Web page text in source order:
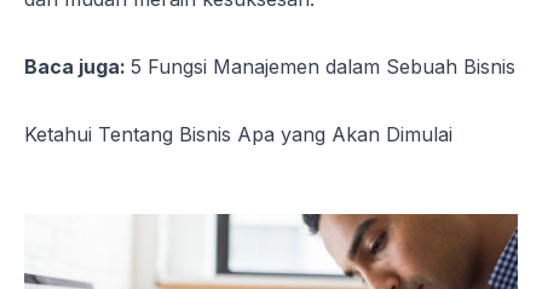
Baca juga: 5 Fungsi Manajemen dalam Sebuah Bisnis
Ketahui Tentang Bisnis Apa yang Akan Dimulai